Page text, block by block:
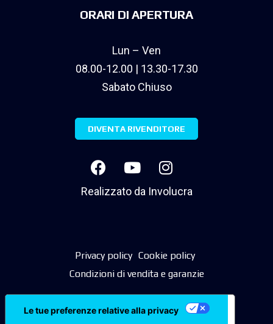
ORARI DI APERTURA
Lun – Ven
08.00-12.00 | 13.30-17.30
Sabato Chiuso
DIVENTA RIVENDITORE
Realizzato da Involucra
Privacy policy Cookie policy
Condizioni di vendita e garanzie
Le tue preferenze relative alla privacy